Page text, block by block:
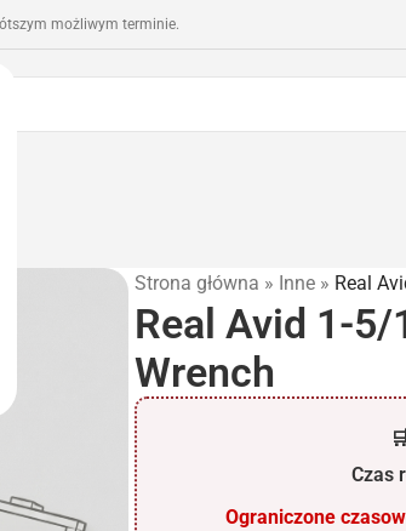
możliwym terminie.
Strona główna » Inne » Real
Real Avid 1-5/
Wrench
Czas
Ograniczone